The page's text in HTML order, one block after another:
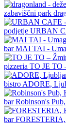
zabaviščni park
podjetje URBAN
barMAI TAI -
pizzeria TO JE TO
bistro ADORE,
barRobinson's
bar